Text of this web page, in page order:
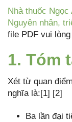
Nhà thuốc Ngọc
Nguyên nhân,
file PDF vui
1. Tóm
Xét từ quan
nghĩa là:[1] [2]
Ba lần đại